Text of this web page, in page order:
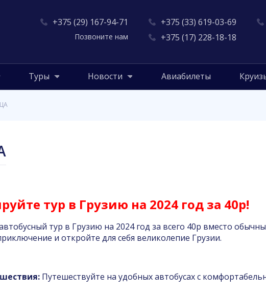
+375 (29) 167-94-71
Позвоните нам
+375 (33) 619-03-69
+375 (17) 228-18-18
Туры Новости Авиабилеты
тур в Грузию на 2024 год за 40р!
тур в Грузию на 2024 год за всего 40р вместо
и откройте для себя великолепие Грузии.
Путешествуйте на удобных автобусах с